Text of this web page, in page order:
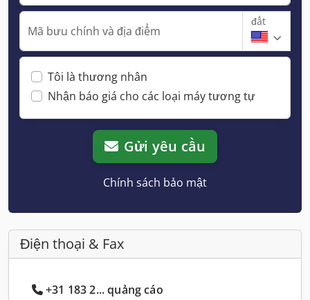
Mã bưu chính và địa điểm
đất
Tôi là thương nhân
Nhận báo giá cho các loại máy tương tự
Gửi yêu cầu
Chính sách bảo mật
Điện thoại & Fax
+31 183 2... quảng cáo